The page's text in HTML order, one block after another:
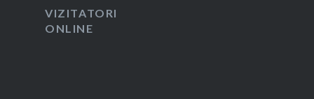
VIZITATORI
ONLINE